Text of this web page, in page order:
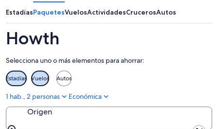
-
ago
la
noche,
9
ago
10
ago
el
próximo
fin
de
14
ago
-
16
ago
EstadíasPaquetesVuelosActividadesCrucerosAutos
Howth
Selecciona uno o más elementos para ahorrar:
Estadías Vuelos Autos
1 hab., 2 personas Económica
Origen